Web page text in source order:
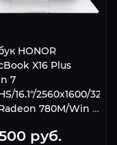
HONOR
X16 Plus
7
16.1"/2560x1600/
780M/Win 11
руб.